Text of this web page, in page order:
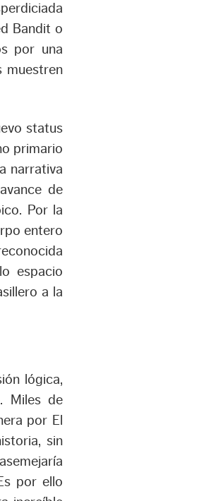
Bandit o
por una
muestren
status
primario
narrativa
de
Por la
entero
espacio
a la
lógica,
Miles de
por El
sin
por ello